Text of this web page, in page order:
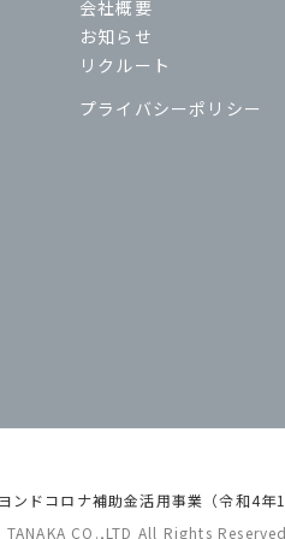
会社概要
お知らせ
リクルート
プライバシーポリシー
ンドコロナ補助金活用事業（令和4年
CO.,LTD All Rights